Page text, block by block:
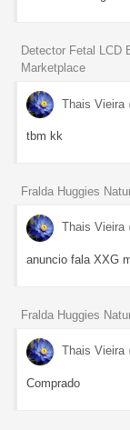
Detector Fetal LCD
Marketplace
Thais Vieira
tbm kk
Fralda Huggies
Thais Vieira
anuncio fala XXG
Fralda Huggies
Thais Vieira
Comprado